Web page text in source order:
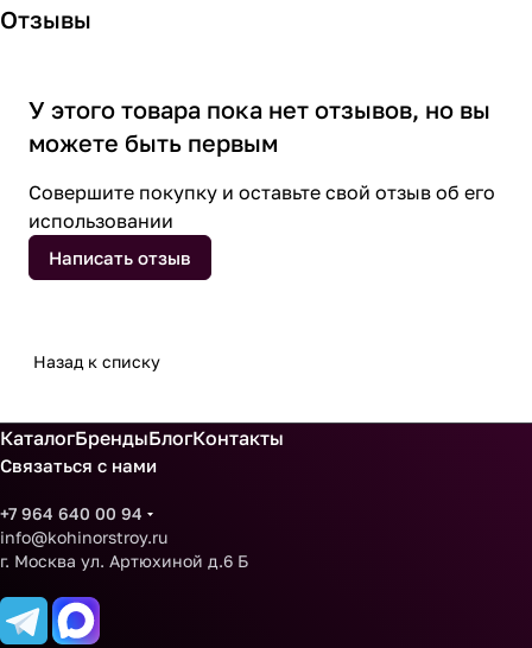
Отзывы
У этого товара пока нет отзывов, но вы
можете быть первым
Совершите покупку и оставьте свой отзыв об его
использовании
Написать отзыв
Назад к списку
КаталогБрендыБлогКонтакты
Связаться с нами
+7 964 640 00 94
info@kohinorstroy.ru
г. Москва ул. Артюхиной д.6 Б